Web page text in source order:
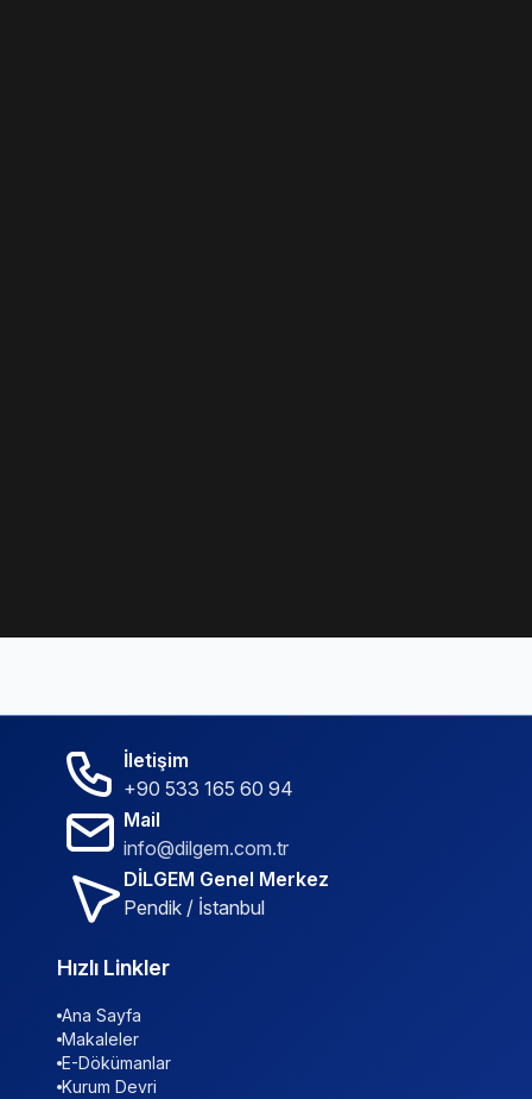
İletişim
+90 533 165 60 94
Mail
info@dilgem.com.tr
DİLGEM Genel Merkez
Pendik / İstanbul
Hızlı Linkler
Ana Sayfa
Makaleler
E-Dökümanlar
Kurum Devri